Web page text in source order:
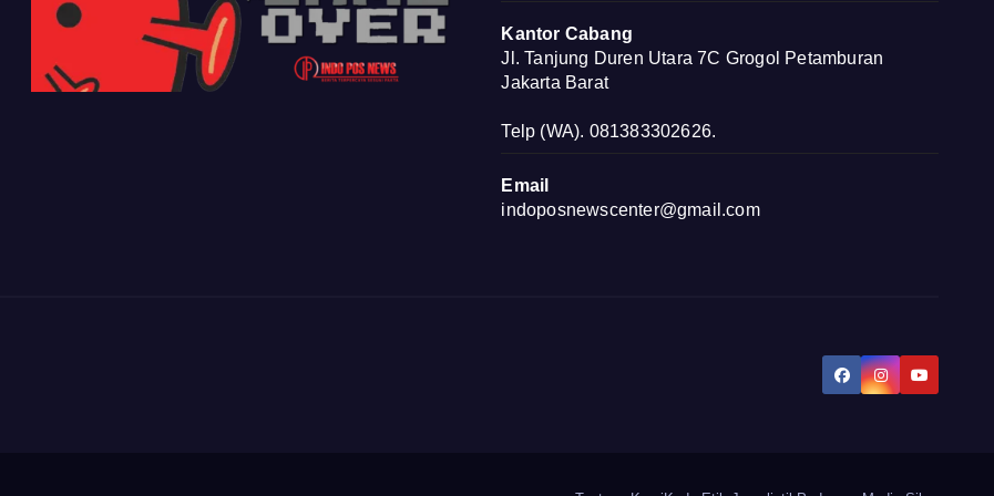
Kantor Cabang
Jl. Tanjung Duren Utara 7C Grogol Petamburan
Jakarta Barat
Telp (WA). 081383302626.
Email
indoposnewscenter@gmail.com